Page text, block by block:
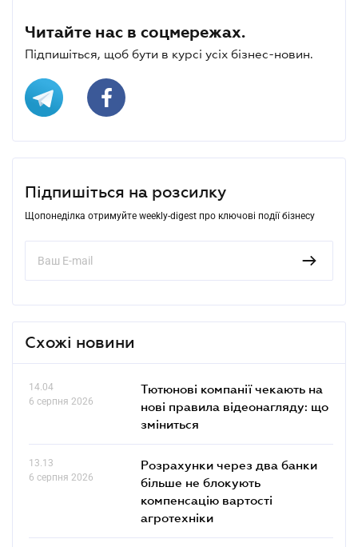
Читайте нас в соцмережах.
Підпишіться, щоб бути в курсі усіх бізнес-новин.
Підпишіться на розсилку
Щопонеділка отримуйте weekly-digest про ключові події бізнесу
Схожі новини
14.04
6 серпня 2026
Тютюнові компанії чекають на
нові правила відеонагляду: що
зміниться
13.13
6 серпня 2026
Розрахунки через два банки
більше не блокують
компенсацію вартості
агротехніки